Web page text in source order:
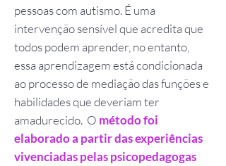
pessoas com autismo. É uma
intervenção sensível que acredita que
todos podem aprender, no entanto,
essa aprendizagem está condicionada
ao processo de mediação das funções e
habilidades que deveriam ter
amadurecido. O método foi
elaborado a partir das experiências
vivenciadas pelas psicopedagogas